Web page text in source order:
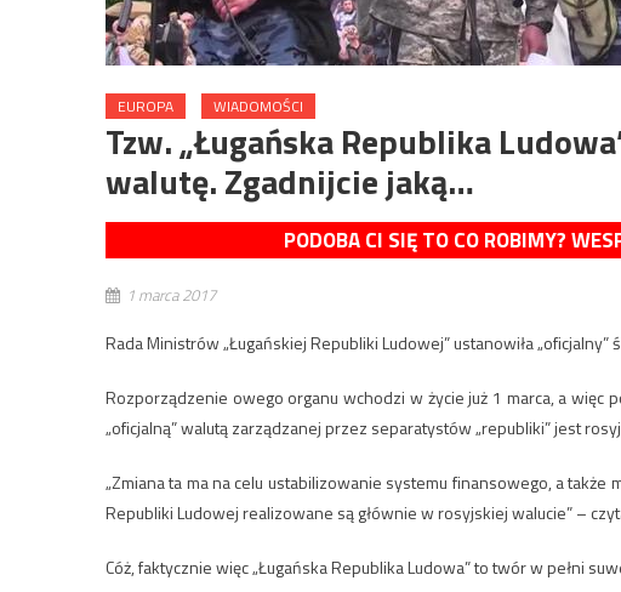
EUROPA WIADOMOŚCI
Tzw. „Ługańska Republika
walutę. Zgadnijcie jaką…
PODOBA CI SIĘ TO CO ROBIMY?
1 marca 2017
Rada Ministrów „Ługańskiej Republiki Ludowej” ustanowiła
Rozporządzenie owego organu wchodzi w życie już 1 marca, a
„oficjalną” walutą zarządzanej przez separatystów „republiki” jest
„Zmiana ta ma na celu ustabilizowanie systemu finansowego, a
Republiki Ludowej realizowane są głównie w rosyjskiej walucie” –
Cóż, faktycznie więc „Ługańska Republika Ludowa” to twór w pełni